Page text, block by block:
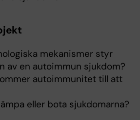
mekanismer styr
av en autoimmun sjukdom?
autoimmunitet till att
eller bota sjukdomarna?